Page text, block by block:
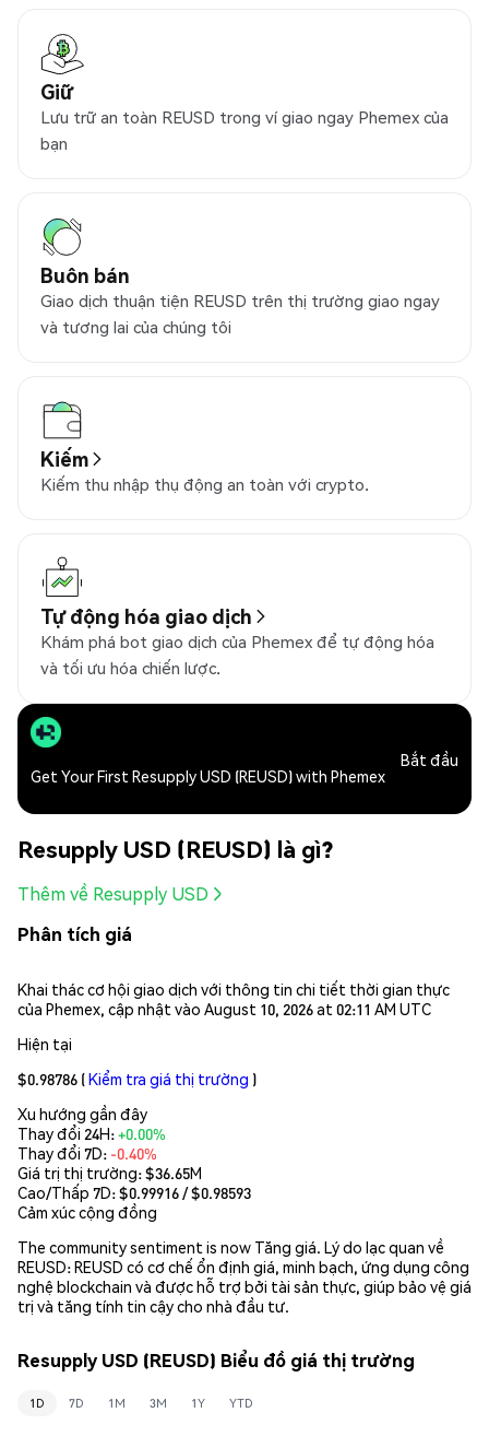
Giữ
Lưu trữ an toàn REUSD trong ví giao ngay Phemex của
bạn
Buôn bán
Giao dịch thuận tiện REUSD trên thị trường giao ngay
và tương lai của chúng tôi
Kiếm
Kiếm thu nhập thụ động an toàn với crypto.
Tự động hóa giao dịch
Khám phá bot giao dịch của Phemex để tự động hóa
và tối ưu hóa chiến lược.
Get Your First Resupply USD (REUSD) with Phemex
Bắt đầu
Resupply USD (REUSD) là gì?
Thêm về Resupply USD
Phân tích giá
Khai thác cơ hội giao dịch với thông tin chi tiết thời gian thực
của Phemex, cập nhật vào August 10, 2026 at 02:11 AM UTC
Hiện tại
$0.98786 (Kiểm tra giá thị trường )
Xu hướng gần đây
Thay đổi 24H:+0.00%
Thay đổi 7D: -0.40%
Giá trị thị trường:$36.65M
Cao/Thấp 7D: $0.99916/ $0.98593
Cảm xúc cộng đồng
The community sentiment is now Tăng giá. Lý do lạc quan về
REUSD: REUSD có cơ chế ổn định giá, minh bạch, ứng dụng công
nghệ blockchain và được hỗ trợ bởi tài sản thực, giúp bảo vệ giá
trị và tăng tính tin cậy cho nhà đầu tư.
Resupply USD (REUSD) Biểu đồ giá thị trường
1D 7D 1M 3M 1Y YTD